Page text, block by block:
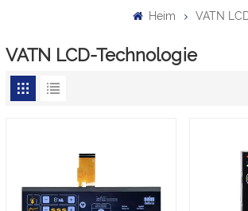
Heim VATN
VATN LCD-Technologie